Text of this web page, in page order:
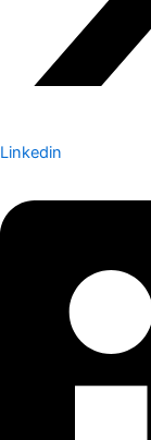
Linkedin